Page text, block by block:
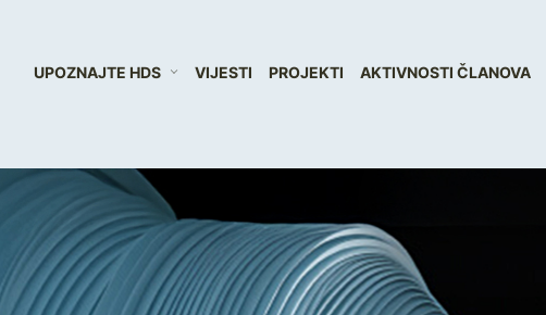
UPOZNAJTE HDS VIJESTI PROJEKTI AKTIVNOSTI ČLANOVA